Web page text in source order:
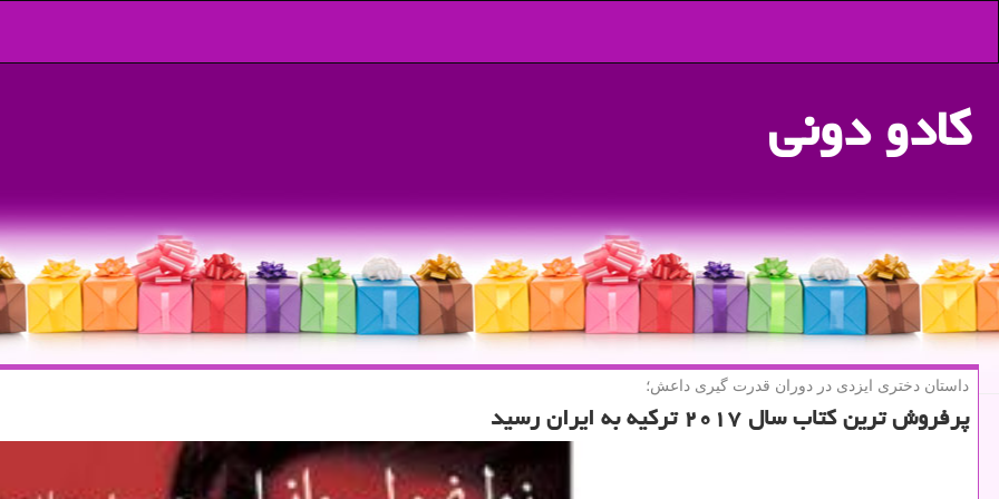
كادو دونی
داستان دختری ایزدی در دوران قدرت گیری داعش؛
پرفروش ترین كتاب سال ۲۰۱۷ تركیه به ایران رسید